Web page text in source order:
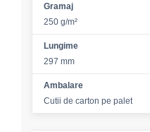
Gramaj
250 g/m²
Lungime
297 mm
Ambalare
Cutii de carton pe palet